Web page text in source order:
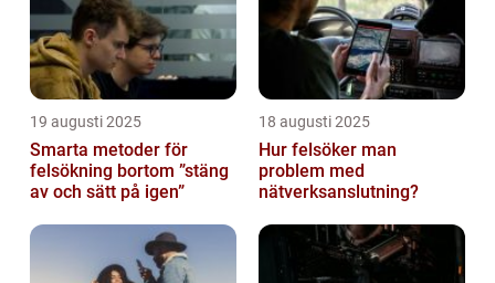
19 augusti 2025
Smarta metoder för
felsökning bortom ”stäng
av och sätt på igen”
18 augusti 2025
Hur felsöker man
problem med
nätverksanslutning?